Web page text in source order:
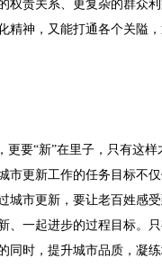
权责关系、更复杂的群众
精神，又能打通各个关隘
更要“新”在里子，只有这
市更新工作的任务目标不
城市更新，要让老百姓感
、一起进步的过程目标。
同时，提升城市品质，凝